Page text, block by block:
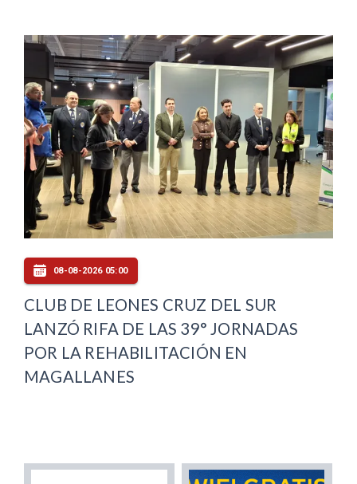
08-08-2026 05:00
CLUB DE LEONES CRUZ DEL SUR
LANZÓ RIFA DE LAS 39° JORNADAS
POR LA REHABILITACIÓN EN
MAGALLANES